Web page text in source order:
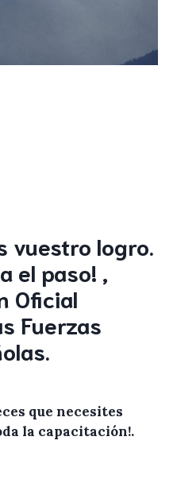
vuestro logro.
el paso! ,
Oficial
Fuerzas
que necesites
la capacitación!.